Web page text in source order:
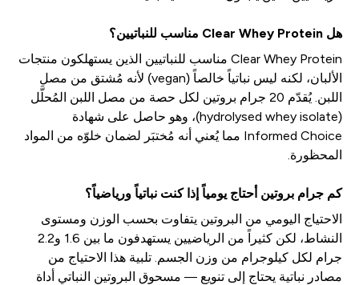
هل Clear Whey Protein مناسب للنباتيين؟
Clear Whey Protein مناسب للنباتيين الذين يستهلكون منتجات
الألبان، لكنه ليس نباتياً خالصاً (vegan) لأنه مُشتق من مصل
اللبن. يُقدّم 20 جرام بروتين لكل حصة من مصل اللبن المُحلَّل
(hydrolysed whey isolate)، وهو حاصل على شهادة
Informed Choice مما يُعني أنه مُختبَر لضمان خلوّه من المواد
المحظورة.
كم جرام بروتين أحتاج يومياً إذا كنت نباتياً ورياضياً؟
الاحتياج اليومي من البروتين يتفاوت بحسب الوزن ومستوى
النشاط، لكن كثيراً من الرياضيين يستهدفون ما بين 1.6 و2.2
جرام لكل كيلوجرام من وزن الجسم. تلبية هذا الاحتياج من
مصادر نباتية يحتاج إلى تنويع — مسحوق البروتين النباتي أداة